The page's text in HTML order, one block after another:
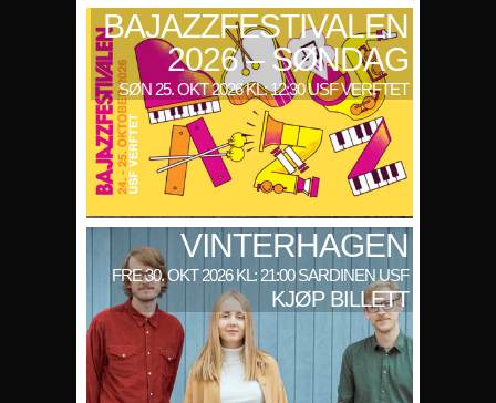
BAJAZZFESTIVALEN
2026 – SØNDAG
SØN 25. OKT 2026 KL: 12:30 USF VERFTET
VINTERHAGEN
FRE 30. OKT 2026 KL: 21:00 SARDINEN USF
KJØP BILLETT